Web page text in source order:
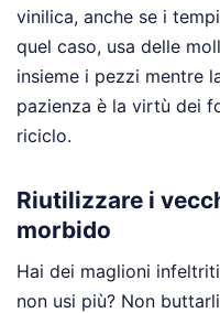
vinilica, anche se i
quel caso, usa delle
insieme i pezzi mentre
pazienza è la virtù dei
riciclo.
Riutilizzare i
morbido
Hai dei maglioni
non usi più? Non